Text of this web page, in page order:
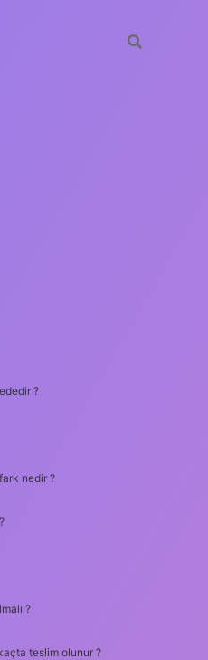
?
nedir ?
?
teslim olunur ?